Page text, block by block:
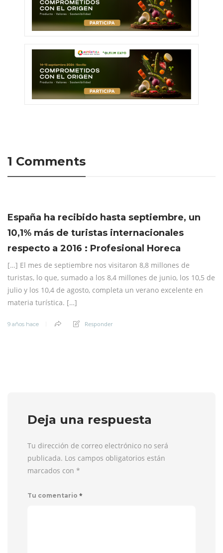
1 Comments
España ha recibido hasta septiembre, un
10,1% más de turistas internacionales
respecto a 2016 : Profesional Horeca
[…] El mes de septiembre nos visitaron 8,8 millones de
turistas, lo que, sumado a los 8,4 millones de junio, los 10,5 de
julio y los 10,4 de agosto, completa un verano excelente en
materia turística. […]
9 años hace Responder
Deja una respuesta
Tu dirección de correo electrónico no será
publicada. Los campos obligatorios están
marcados con *
Tu comentario *